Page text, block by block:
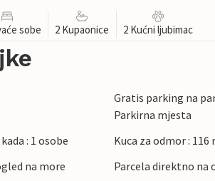
sobe 2 Kupaonice 2 Kućni ljubimac
Gratis parking na
Parkirna mjesta
: 1 osobe Kuca za odmor : 116
na more
Parcela direktno na